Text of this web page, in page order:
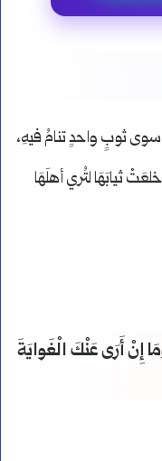
سوى ثوبٍ واحدٍ تنامُ فيهِ،
ثيابَهَا لتُري أهلَهَا
إِنْ أَرَى عَنْكَ الْغَوايَةَ